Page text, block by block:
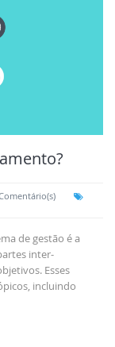
de gestão é a
inter-
Esses
incluindo